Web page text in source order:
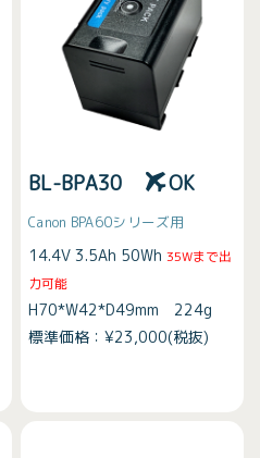
BL-BPA30 OK
Canon BPA60シリーズ用
14.4V 3.5Ah 50Wh35Wまで出
力可能
H70*W42*D49mm 224g
標準価格：¥23,000(税抜)